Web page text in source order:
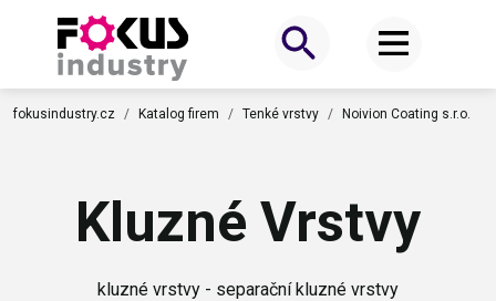
fokusindustry.cz Katalog firem Tenké vrstvy Noivion Coating s.r.o.
Kluzné Vrstvy
kluzné vrstvy - separační kluzné vrstvy